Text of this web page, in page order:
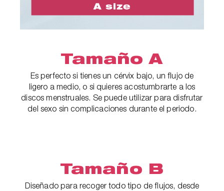
Tamaño A
Es perfecto si tienes un cérvix bajo, un flujo de
ligero a medio, o si quieres acostumbrarte a los
discos menstruales. Se puede utilizar para disfrutar
del sexo sin complicaciones durante el periodo.
Tamaño B
Diseñado para recoger todo tipo de flujos, desde